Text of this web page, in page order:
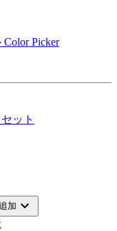
Color Picker
ット
加 expand_more